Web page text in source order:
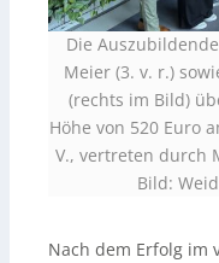
Die
Meier (3. v. r.)
(rechts im Bild)
Höhe von 520 Euro
V., vertreten durch
Bild:
Nach dem Erfolg im